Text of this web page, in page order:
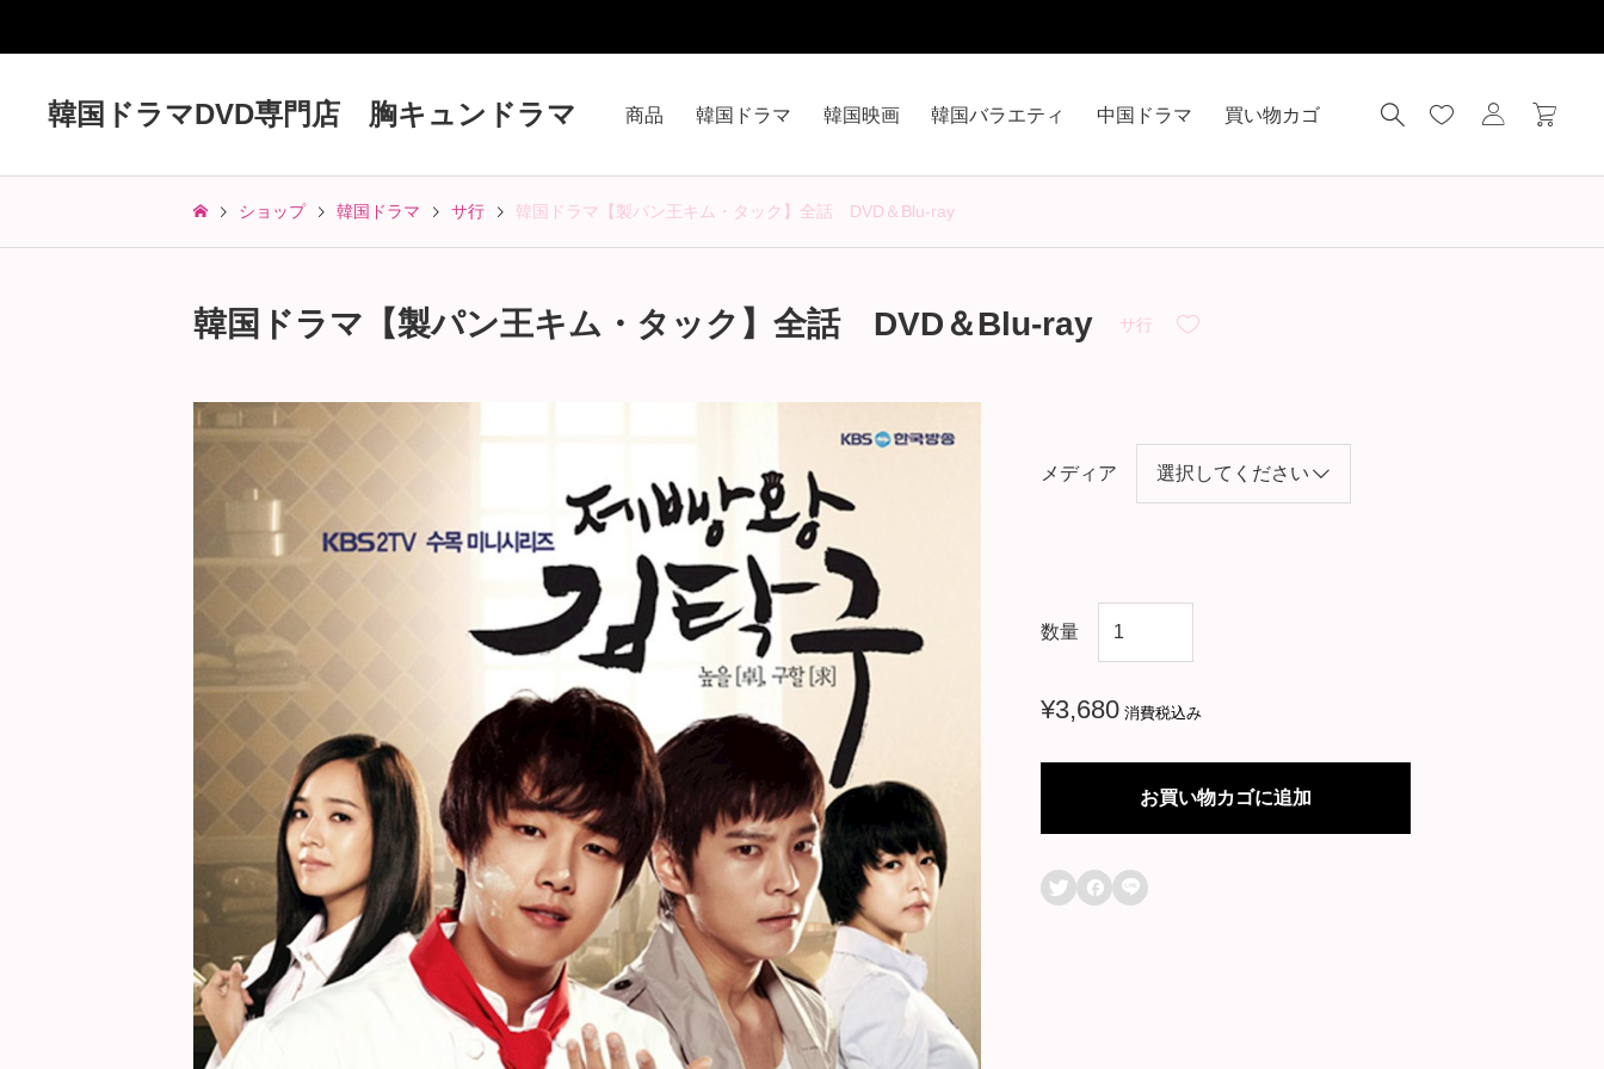
韓国ドラマDVD専門店 胸キュンドラマ 商品 韓国ドラマ 韓国映画 韓国バラエティ 中国ドラマ 買い物カゴ
ショップ 韓国ドラマ サ行 韓国ドラマ【製パン王キム・タック】全話 DVD＆Blu-ray
韓国ドラマ【製パン王キム・タック】全話 DVD＆Blu-ray サ行
メディア
数量
国
ド
パ
¥3,680 消費税込み
お買い物カゴに追加
  